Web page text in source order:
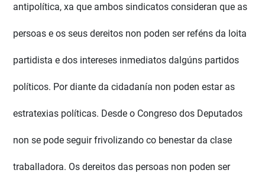
antipolítica, xa que ambos sindicatos consideran que as
persoas e os seus dereitos non poden ser reféns da loita
partidista e dos intereses inmediatos dalgúns partidos
políticos. Por diante da cidadanía non poden estar as
estratexias políticas. Desde o Congreso dos Deputados
non se pode seguir frivolizando co benestar da clase
traballadora. Os dereitos das persoas non poden ser